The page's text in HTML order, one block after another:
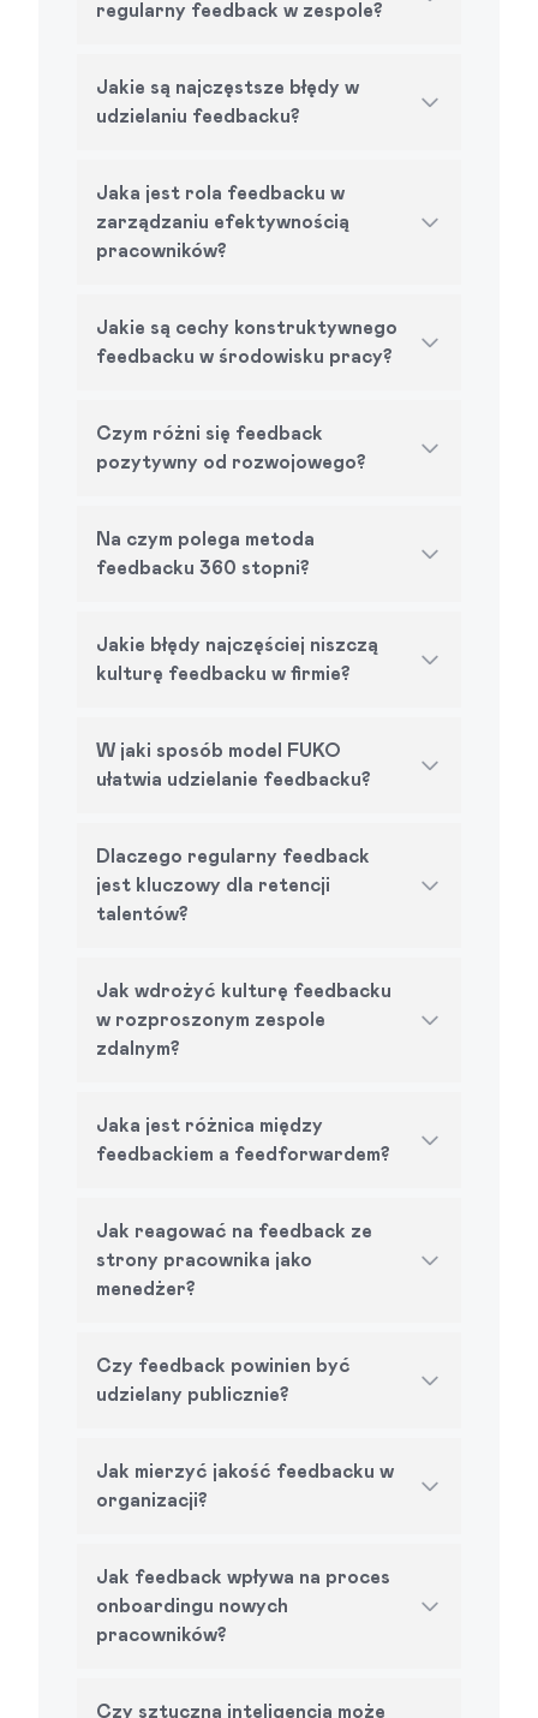
regularny feedback w zespole?
Jakie są najczęstsze błędy w
udzielaniu feedbacku?
Jaka jest rola feedbacku w
zarządzaniu efektywnością
pracowników?
Jakie są cechy konstruktywnego
feedbacku w środowisku pracy?
Czym różni się feedback
pozytywny od rozwojowego?
Na czym polega metoda
feedbacku 360 stopni?
Jakie błędy najczęściej niszczą
kulturę feedbacku w firmie?
W jaki sposób model FUKO
ułatwia udzielanie feedbacku?
Dlaczego regularny feedback
jest kluczowy dla retencji
talentów?
Jak wdrożyć kulturę feedbacku
w rozproszonym zespole
zdalnym?
Jaka jest różnica między
feedbackiem a feedforwardem?
Jak reagować na feedback ze
strony pracownika jako
menedżer?
Czy feedback powinien być
udzielany publicznie?
Jak mierzyć jakość feedbacku w
organizacji?
Jak feedback wpływa na proces
onboardingu nowych
pracowników?
Czy sztuczna inteligencja może